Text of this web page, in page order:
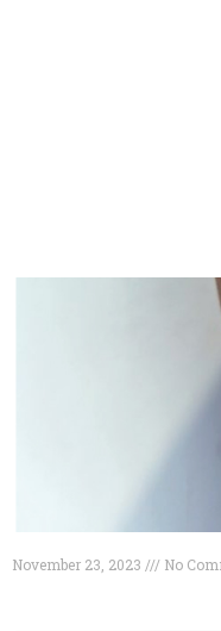
November 23, 2023 No